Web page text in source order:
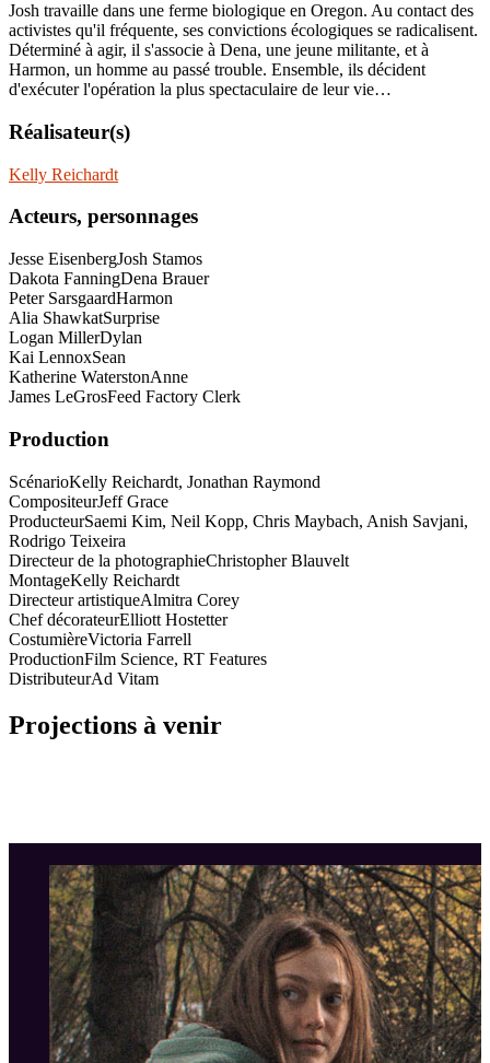
Josh travaille dans une ferme biologique en Oregon. Au contact des
activistes qu'il fréquente, ses convictions écologiques se radicalisent.
Déterminé à agir, il s'associe à Dena, une jeune militante, et à
Harmon, un homme au passé trouble. Ensemble, ils décident
d'exécuter l'opération la plus spectaculaire de leur vie…
Réalisateur(s)
Kelly Reichardt
Acteurs, personnages
Jesse EisenbergJosh Stamos
Dakota FanningDena Brauer
Peter SarsgaardHarmon
Alia ShawkatSurprise
Logan MillerDylan
Kai LennoxSean
Katherine WaterstonAnne
James LeGrosFeed Factory Clerk
Production
ScénarioKelly Reichardt, Jonathan Raymond
CompositeurJeff Grace
ProducteurSaemi Kim, Neil Kopp, Chris Maybach, Anish Savjani,
Rodrigo Teixeira
Directeur de la photographieChristopher Blauvelt
MontageKelly Reichardt
Directeur artistiqueAlmitra Corey
Chef décorateurElliott Hostetter
CostumièreVictoria Farrell
ProductionFilm Science, RT Features
DistributeurAd Vitam
Projections à venir